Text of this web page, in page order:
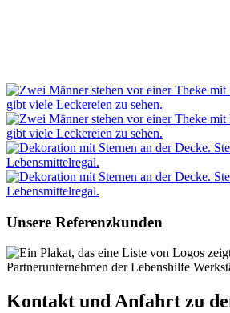
Unsere Referenzkunden
Kontakt und Anfahrt zu